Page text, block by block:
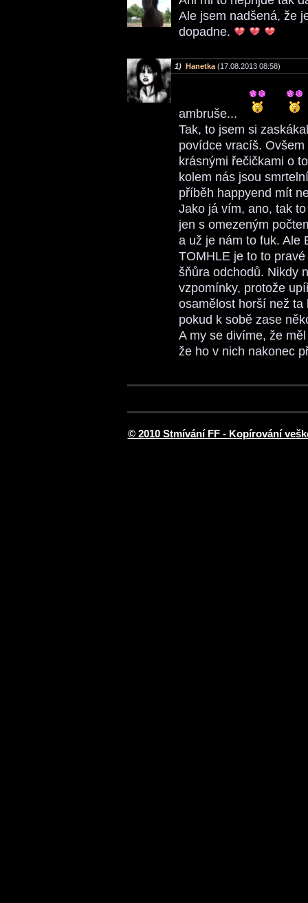
Ale jsem nadšená, že
dopadne.
1) Hanetka (17.08.2013 08:58)
ambruše...
Tak, to jsem si
povídce vracíš.
krásnými řečičkami o
kolem nás jsou
příběh happyend mít
Jako já vím, ano, tak
jen s omezeným
a už je nám to fuk. Ale
TOMHLE je to to
šňůra odchodů. Nikdy
vzpomínky, protože
osamělost horší než ta
pokud k sobě zase
A my se divíme, že
že ho v nich nakonec
© 2010 Stmívání FF - Kopírování